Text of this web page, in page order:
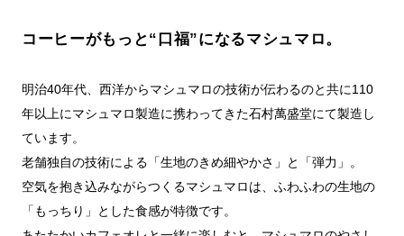
コーヒーがもっと“口福”になるマシュマロ。
明治40年代、西洋からマシュマロの技術が伝わるのと共に110
年以上にマシュマロ製造に携わってきた石村萬盛堂にて製造し
ています。
老舗独自の技術による「生地のきめ細やかさ」と「弾力」。
空気を抱き込みながらつくるマシュマロは、ふわふわの生地の
「もっちり」とした食感が特徴です。